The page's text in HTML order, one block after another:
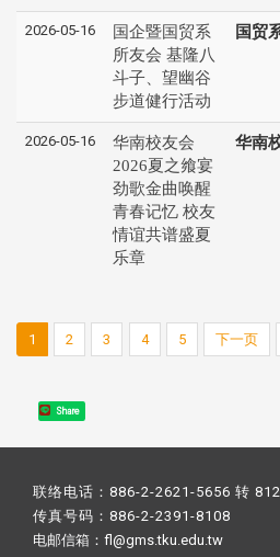
2026-05-16
国企暨国贸系
所友会 基隆八
斗子、望幽谷
步道健行活动
国贸
2026-05-16
华南校友会
2026夏之飨宴
劲歌金曲唤醒
青春记忆 校友
情谊共谱盛夏
乐章
华南
1 2 3 4 5 下一页
Share
联络电话：886-2-2621-5656 转
传真号码：886-2-2391-8108
电邮信箱：fl@gms.tku.edu.tw